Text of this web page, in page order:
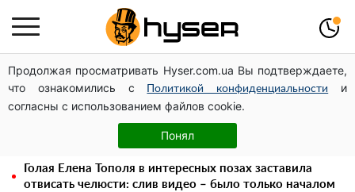
Продолжая просматривать Hyser.com.ua Вы подтверждаете,
что ознакомились с
Политикой конфиденциальности
и
согласны с использованием файлов cookie.
Понял
Посол ОБСЕ во второй раз посетил место российского
удара по жилому дому на Подоле
Дроны с наценкой: Александр Конотопский вывел
миллионы оборонного бюджета через фиктивную
фирму в Эстонии
Голая Елена Тополя в интересных позах заставила
отвисать челюсти: слив видео – было только началом